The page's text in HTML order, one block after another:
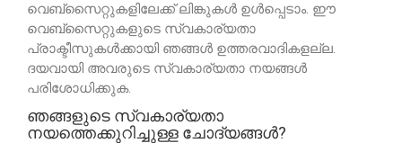
വെബ്സൈറ്റുകളിലേക്ക് ലിങ്കുകൾ ഉൾപ്പെടാം. ഈ
വെബ്സൈറ്റുകളുടെ സ്വകാര്യതാ
പ്രാക്ടീസുകൾക്കായി ഞങ്ങൾ ഉത്തരവാദികളല്ല.
ദയവായി അവരുടെ സ്വകാര്യതാ നയങ്ങൾ
പരിശോധിക്കുക.
ഞങ്ങളുടെ സ്വകാര്യതാ
നയത്തെക്കുറിച്ചുള്ള ചോദ്യങ്ങൾ?